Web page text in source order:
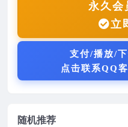
永久会
立
支付/播放/
点击联系QQ
随机推荐